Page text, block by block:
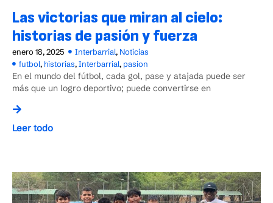
Las victorias que miran al cielo:
historias de pasión y fuerza
enero 18, 2025 Interbarrial, Noticias
futbol, historias,Interbarrial, pasion
En el mundo del fútbol, cada gol, pase y atajada puede ser
más que un logro deportivo; puede convertirse en
Leer todo